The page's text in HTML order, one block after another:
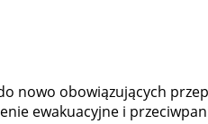
nowo obowiązujących
ewakuacyjne i